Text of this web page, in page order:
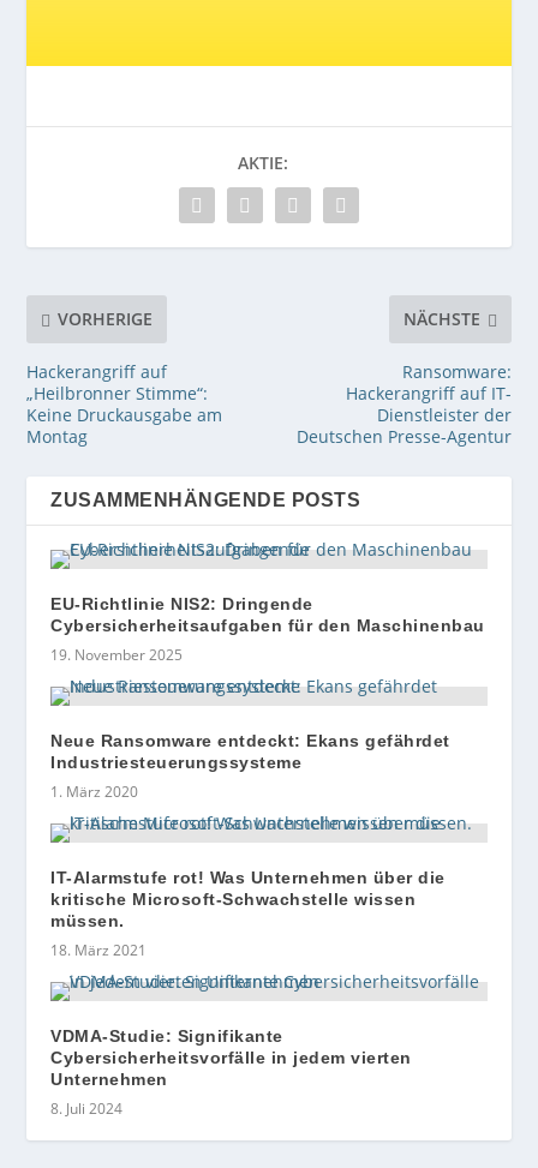
AKTIE:
VORHERIGE
Hackerangriff auf
„Heilbronner Stimme“:
Keine Druckausgabe am
Montag
NÄCHSTE
Ransomware:
Hackerangriff auf IT-
Dienstleister der
Deutschen Presse-Agentur
ZUSAMMENHÄNGENDE POSTS
EU-Richtlinie NIS2: Dringende
Cybersicherheitsaufgaben für den Maschinenbau
19. November 2025
Neue Ransomware entdeckt: Ekans gefährdet
Industriesteuerungssysteme
1. März 2020
IT-Alarmstufe rot! Was Unternehmen über die
kritische Microsoft-Schwachstelle wissen
müssen.
18. März 2021
VDMA-Studie: Signifikante
Cybersicherheitsvorfälle in jedem vierten
Unternehmen
8. Juli 2024